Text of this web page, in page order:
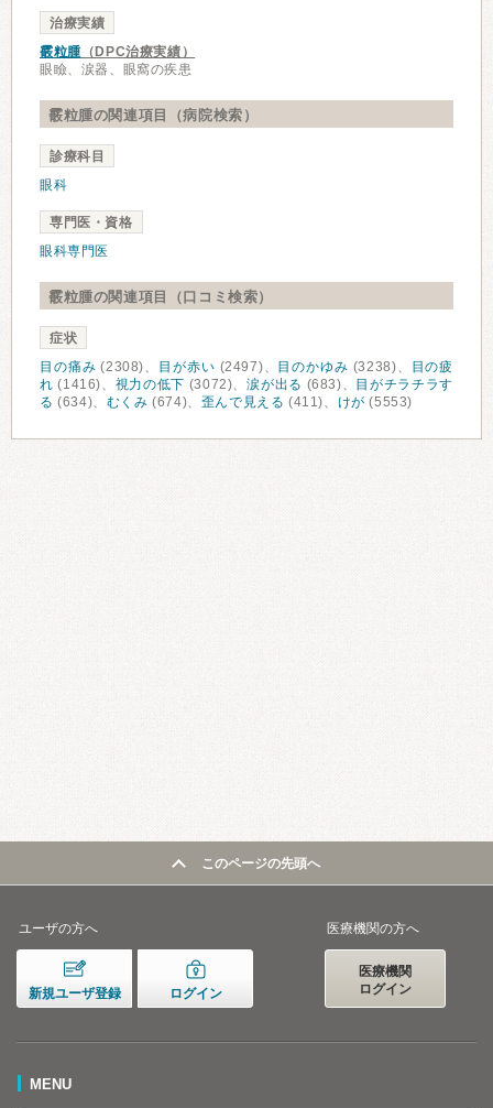
治療実績
霰粒腫（DPC治療実績）
眼瞼、涙器、眼窩の疾患
霰粒腫の関連項目（病院検索）
診療科目
眼科
専門医・資格
眼科専門医
霰粒腫の関連項目（口コミ検索）
症状
目の痛み (2308)、 目が赤い (2497)、 目のかゆみ (3238)、
目の疲
れ (1416)、 視力の低下 (3072)、涙が出る (683)、
目がチラチラす
る (634)、 むくみ (674)、 歪んで見える (411)、 けが (5553)
このページの先頭へ
ユーザの方へ
新規ユーザ登録 ログイン
医療機関の方へ
医療機関
ログイン
MENU